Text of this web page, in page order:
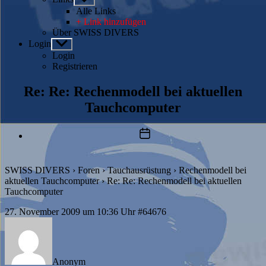
anzeigen
Alle Links
+ Link hinzufügen
Über SWISS DIVERS
Login Untermenü
anzeigen
Login
Registrieren
Re: Re: Rechenmodell bei aktuellen
Tauchcomputer
Beitragsdatum
SWISS DIVERS › Foren › Tauchausrüstung › Rechenmodell bei
aktuellen Tauchcomputer › Re: Re: Rechenmodell bei aktuellen
Tauchcomputer
27. November 2009 um 10:36 Uhr #64676
Anonym